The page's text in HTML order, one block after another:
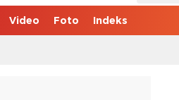
Video Foto Indeks